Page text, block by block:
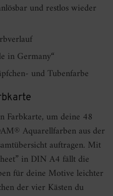
und restlos wieder
in Germany“
und Tubenfarbe
Farbkarte, um deine 48
Aquarellfarben aus der
auftragen. Mit
in DIN A4 fällt die
für deine Motive leichter
der vier Kästen du